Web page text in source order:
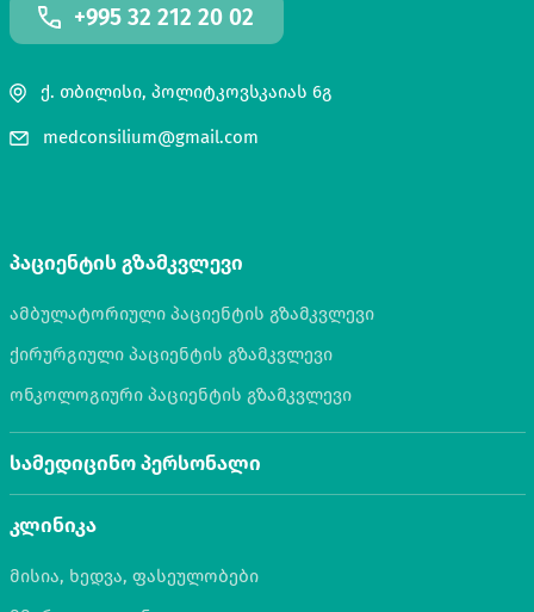
+995 32 212 20 02
ქ. თბილისი, პოლიტკოვსკაიას 6გ
medconsilium@gmail.com
პაციენტის გზამკვლევი
ამბულატორიული პაციენტის გზამკვლევი
ქირურგიული პაციენტის გზამკვლევი
ონკოლოგიური პაციენტის გზამკვლევი
სამედიცინო პერსონალი
კლინიკა
მისია, ხედვა, ფასეულობები